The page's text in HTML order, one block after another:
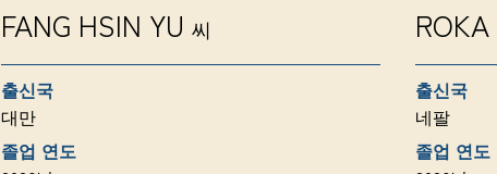
FANG HSIN YU 씨
출신국
대만
졸업 연도
출신국
네팔
졸업 연도